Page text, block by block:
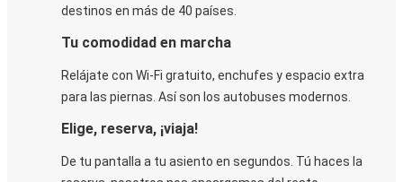
destinos en más de 40 países.
Tu comodidad en marcha
Relájate con Wi-Fi gratuito, enchufes y espacio extra
para las piernas. Así son los autobuses modernos.
Elige, reserva, ¡viaja!
De tu pantalla a tu asiento en segundos. Tú haces la